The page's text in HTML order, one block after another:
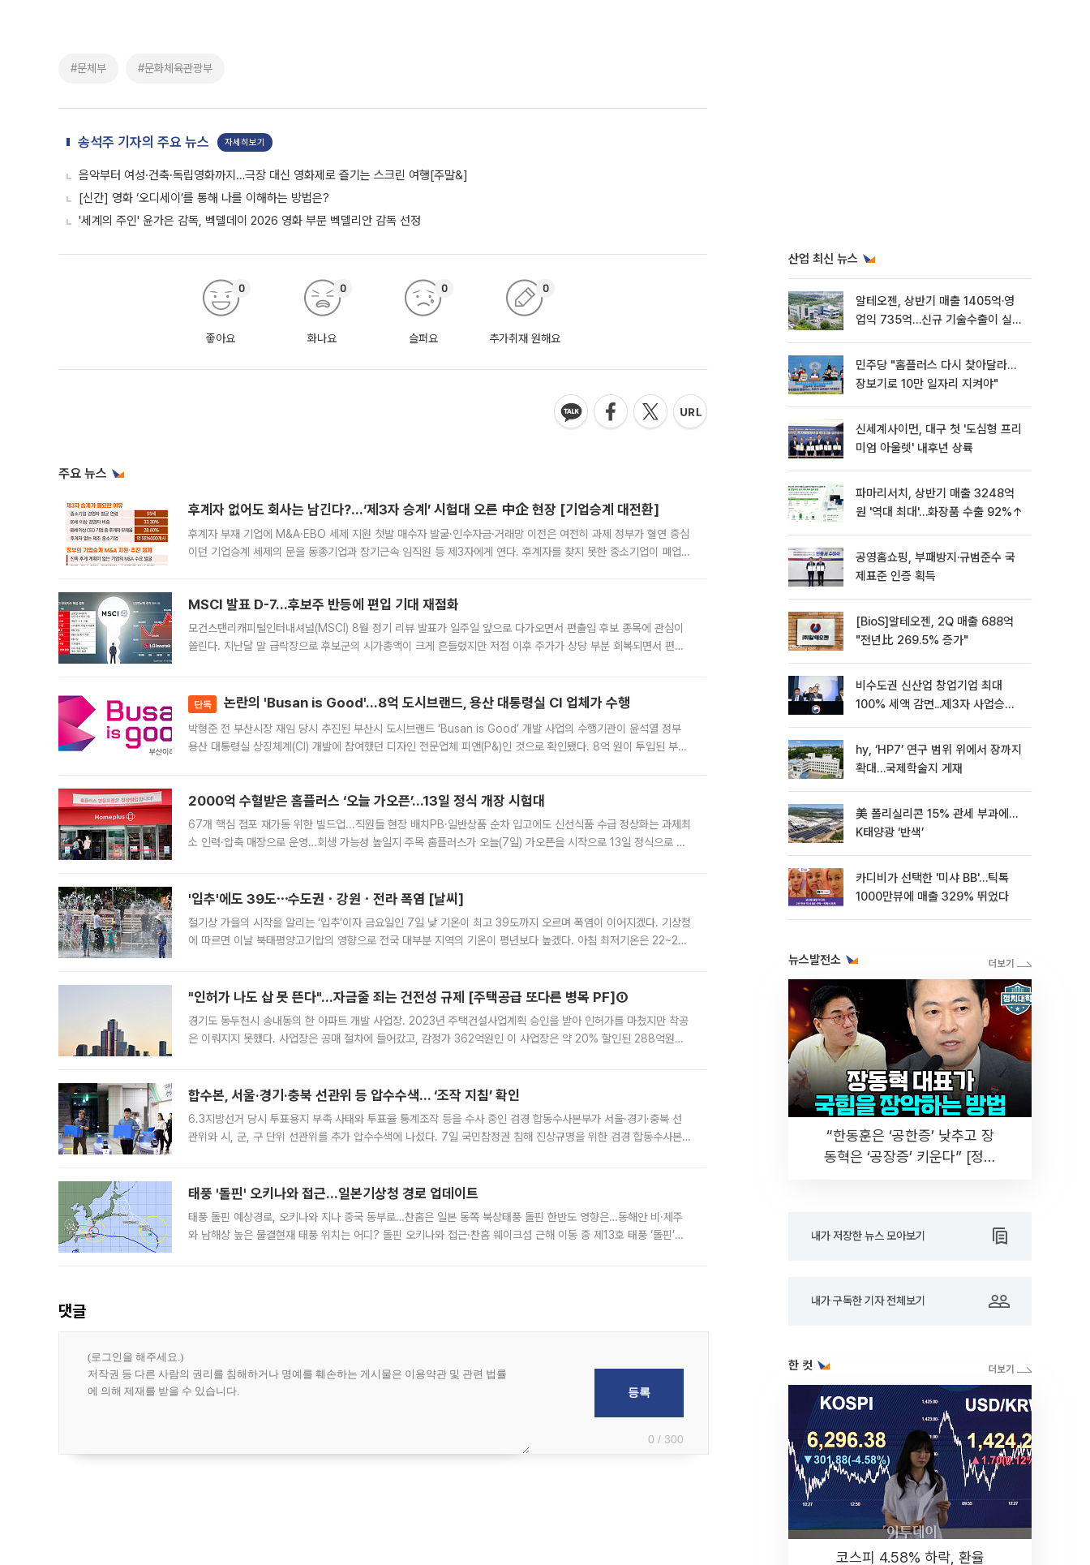
#문체부 #문화체육관광부
송석주 기자의 주요 뉴스 자세히보기
음악부터 여성·건축·독립영화까지…극장 대신 영화제로 즐기는 스크린 여행[주말&]
[신간] 영화 ‘오디세이’를 통해 나를 이해하는 방법은?
'세계의 주인' 윤가은 감독, 벡델데이 2026 영화 부문 벡델리안 감독 선정
좋아요
0
화나요
0
슬퍼요
0
추가취재 원해요
0
주요 뉴스
후계자 없어도 회사는 남긴다?…‘제3자 승계’ 시험대 오른 中企 현장 [기업승계 대전환]
후계자 부재 기업에 M&A·EBO 세제 지원 첫발 매수자 발굴·인수자금·거래망 이전은 여전히 과제 정부가 혈연 중심
이던 기업승계 세제의 문을 동종기업과 장기근속 임직원 등 제3자에게 연다. 후계자를 찾지 못한 중소기업이 폐업
MSCI 발표 D-7…후보주 반등에 편입 기대 재점화
모건스탠리캐피털인터내셔널(MSCI) 8월 정기 리뷰 발표가 일주일 앞으로 다가오면서 편출입 후보 종목에 관심이
쏠린다. 지난달 말 급락장으로 후보군의 시가총액이 크게 흔들렸지만 저점 이후 주가가 상당 부분 회복되면서 편입
단독 논란의 'Busan is Good'…8억 도시브랜드, 용산 대통령실 CI 업체가 수행
박형준 전 부산시장 재임 당시 추진된 부산시 도시브랜드 ‘Busan is Good’ 개발 사업의 수행기관이 윤석열 정부
용산 대통령실 상징체계(CI) 개발에 참여했던 디자인 전문업체 피앤(P&)인 것으로 확인됐다. 8억 원이 투입된 부산
2000억 수혈받은 홈플러스 ‘오늘 가오픈’...13일 정식 개장 시험대
67개 핵심 점포 재가동 위한 빌드업...직원들 현장 배치PB·일반상품 순차 입고에도 신선식품 수급 정상화는 과제최
소 인력·압축 매장으로 운영…회생 가능성 높일지 주목 홈플러스가 오늘(7일) 가오픈을 시작으로 13일 정식으로 재
'입추'에도 39도⋯수도권ㆍ강원ㆍ전라 폭염 [날씨]
절기상 가을의 시작을 알리는 ‘입추’이자 금요일인 7일 낮 기온이 최고 39도까지 오르며 폭염이 이어지겠다. 기상청
에 따르면 이날 북태평양고기압의 영향으로 전국 대부분 지역의 기온이 평년보다 높겠다. 아침 최저기온은 22~27
"인허가 나도 삽 못 뜬다"…자금줄 죄는 건전성 규제 [주택공급 또다른 병목 PF]①
경기도 동두천시 송내동의 한 아파트 개발 사업장. 2023년 주택건설사업계획 승인을 받아 인허가를 마쳤지만 착공
은 이뤄지지 못했다. 사업장은 공매 절차에 들어갔고, 감정가 362억원인 이 사업장은 약 20% 할인된 288억원에
합수본, 서울·경기·충북 선관위 등 압수수색… ‘조작 지침’ 확인
6.3지방선거 당시 투표용지 부족 사태와 투표율 통계조작 등을 수사 중인 검경 합동수사본부가 서울·경기·충북 선
관위와 시, 군, 구 단위 선관위를 추가 압수수색에 나섰다. 7일 국민참정권 침해 진상규명을 위한 검경 합동수사본
태풍 '돌핀' 오키나와 접근…일본기상청 경로 업데이트
태풍 돌핀 예상경로, 오키나와 지나 중국 동부로…찬홈은 일본 동쪽 북상태풍 돌핀 한반도 영향은…동해안 비·제주
와 남해상 높은 물결현재 태풍 위치는 어디? 돌핀 오키나와 접근·찬홈 웨이크섬 근해 이동 중 제13호 태풍 ‘돌핀’이
댓글
0 / 300
산업 최신 뉴스
알테오젠, 상반기 매출 1405억·영
업익 735억…신규 기술수출이 실적
민주당 "홈플러스 다시 찾아달라…
장보기로 10만 일자리 지켜야"
신세계사이먼, 대구 첫 '도심형 프리
미엄 아울렛' 내후년 상륙
파마리서치, 상반기 매출 3248억
원 '역대 최대'…화장품 수출 92%↑
공영홈쇼핑, 부패방지·규범준수 국
제표준 인증 획득
[BioS]알테오젠, 2Q 매출 688억
"전년比 269.5% 증가"
비수도권 신산업 창업기업 최대
100% 세액 감면...제3자 사업승계
hy, ‘HP7’ 연구 범위 위에서 장까지
확대…국제학술지 게재
美 폴리실리콘 15% 관세 부과에…
K태양광 ‘반색’
카디비가 선택한 '미샤 BB'…틱톡
1000만뷰에 매출 329% 뛰었다
뉴스발전소
“한동훈은 ‘공한증’ 낮추고 장
동혁은 ‘공장증’ 키운다” [정치
내가 저장한 뉴스 모아보기
내가 구독한 기자 전체보기
한 컷
코스피 4.58% 하락, 환율